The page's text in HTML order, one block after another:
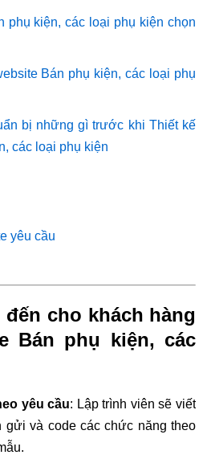
phụ kiện, các loại phụ kiện chọn
Bán phụ kiện, các loại phụ
bị những gì trước khi Thiết kế
các loại phụ kiện
yêu cầu
cho khách hàng
Bán phụ kiện, các
yêu cầu: Lập trình viên sẽ viết
gửi và code các chức năng theo